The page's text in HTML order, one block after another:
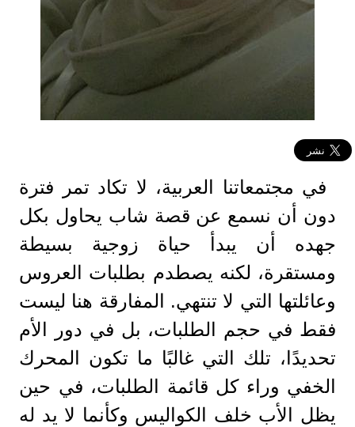
في مجتمعاتنا العربية، لا تكاد تمر فترة
دون أن نسمع عن قصة شاب يحاول بكل
جهده أن يبدأ حياة زوجية بسيطة
ومستقرة، لكنه يصطدم بطلبات العروس
وعائلتها التي لا تنتهي. المفارقة هنا ليست
فقط في حجم الطلبات، بل في دور الأم
تحديدًا، تلك التي غالبًا ما تكون المحرك
الخفي وراء كل قائمة الطلبات، في حين
يظل الأب خلف الكواليس وكأنما لا يد له